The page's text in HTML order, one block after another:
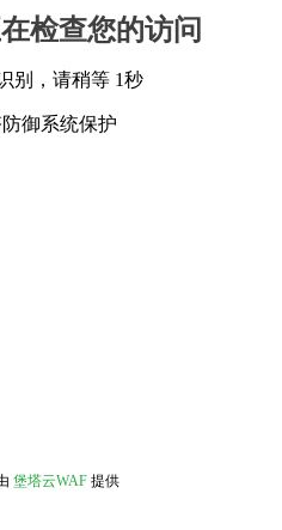
检查您的访问
别，请稍等 1秒
御系统保护
堡塔云WAF 提供